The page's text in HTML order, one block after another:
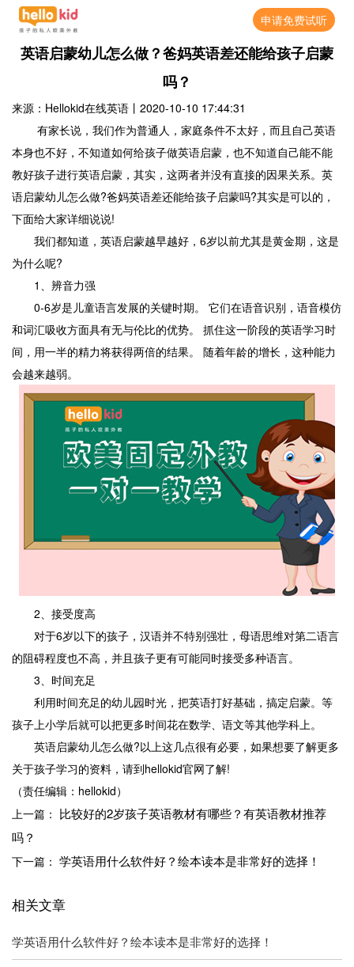
申请免费试听
英语启蒙幼儿怎么做？爸妈英语差还能给孩子启蒙
吗？
来源：Hellokid在线英语 丨 2020-10-10 17:44:31
有家长说，我们作为普通人，家庭条件不太好，而且自己英语
本身也不好，不知道如何给孩子做英语启蒙，也不知道自己能不能
教好孩子进行英语启蒙，其实，这两者并没有直接的因果关系。英
语启蒙幼儿怎么做?爸妈英语差还能给孩子启蒙吗?其实是可以的，
下面给大家详细说说!
我们都知道，英语启蒙越早越好，6岁以前尤其是黄金期，这是
为什么呢?
1、辨音力强
0-6岁是儿童语言发展的关键时期。 它们在语音识别，语音模仿
和词汇吸收方面具有无与伦比的优势。 抓住这一阶段的英语学习时
间，用一半的精力将获得两倍的结果。 随着年龄的增长，这种能力
会越来越弱。
2、接受度高
对于6岁以下的孩子，汉语并不特别强壮，母语思维对第二语言
的阻碍程度也不高，并且孩子更有可能同时接受多种语言。
3、时间充足
利用时间充足的幼儿园时光，把英语打好基础，搞定启蒙。等
孩子上小学后就可以把更多时间花在数学、语文等其他学科上。
英语启蒙幼儿怎么做?以上这几点很有必要，如果想要了解更多
关于孩子学习的资料，请到hellokid官网了解!
（责任编辑：hellokid）
上一篇： 比较好的2岁孩子英语教材有哪些？有英语教材推荐
吗？
下一篇： 学英语用什么软件好？绘本读本是非常好的选择！
相关文章
学英语用什么软件好？绘本读本是非常好的选择！